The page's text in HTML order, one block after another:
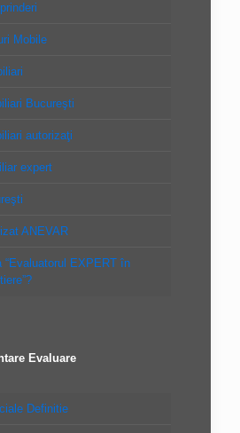
Mobile
Bucureşti
autorizaţi
expert
ANEVAR
“Evaluatorul EXPERT în
Evaluare
Definitie